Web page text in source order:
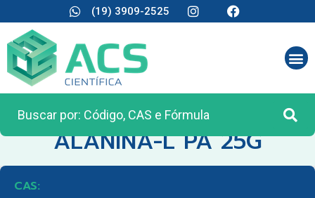
(19) 3909-2525
CATEGORIA:REAGENTES ANALÍTICOS
ALANINA-L PA 25G
CAS: